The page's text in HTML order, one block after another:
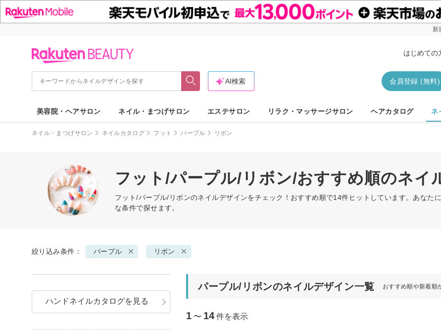
新
はじめての
会員登録 (無料)
AI検索
美容院・ヘアサロン ネイル・まつげサロン エステサロン リラク・マッサージサロン ヘアカタログ ネ
ネイル・まつげサロン ネイルカタログ フット パープル リボン
フット/パープル/リボン/おすすめ順のネイ
フット/パープル/リボンのネイルデザインをチェック！おすすめ順で14件ヒットしています。あなた
な条件で探せます。
絞り込み条件： パープル リボン
パープル/リボンのネイルデザイン一覧 おすすめ順や新着順
1 〜 14 件を表示
ハンドネイルカタログを見る